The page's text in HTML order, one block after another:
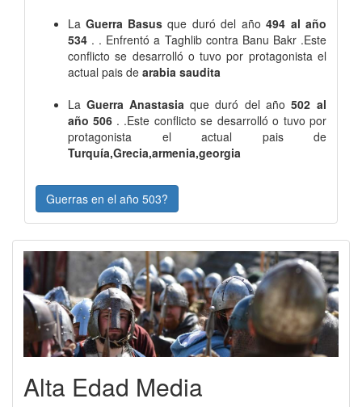
La Guerra Basus que duró del año 494 al año
534 . . Enfrentó a Taghlib contra Banu Bakr .Este
conflicto se desarrolló o tuvo por protagonista el
actual pais de arabia saudita
La Guerra Anastasia que duró del año 502 al
año 506 . .Este conflicto se desarrolló o tuvo por
protagonista el actual pais de
Turquía,Grecia,armenia,georgia
Guerras en el año 503?
Alta Edad Media